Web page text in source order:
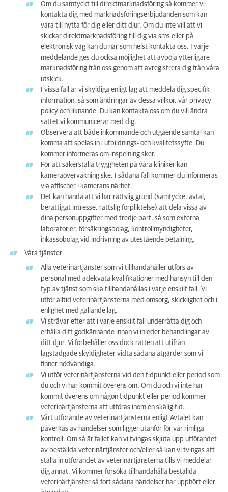
Om du samtyckt till direktmarknadsföring så kommer vi
kontakta dig med marknadsföringserbjudanden som kan
vara till nytta för dig eller ditt djur. Om du inte vill att vi
skickar direktmarknadsföring till dig via sms eller på
elektronisk väg kan du när som helst kontakta oss. I varje
meddelande ges du också möjlighet att avböja ytterligare
marknadsföring från oss genom att avregistrera dig från våra
utskick.
I vissa fall är vi skyldiga enligt lag att meddela dig specifik
information, så som ändringar av dessa villkor, vår privacy
policy och liknande. Du kan kontakta oss om du vill ändra
sättet vi kommunicerar med dig.
Observera att både inkommande och utgående samtal kan
komma att spelas in i utbildnings- och kvalitetssyfte. Du
kommer informeras om inspelning sker.
För att säkerställa tryggheten på våra kliniker kan
kameraövervakning ske. I sådana fall kommer du informeras
via affischer i kamerans närhet.
Det kan hända att vi har rättslig grund (samtycke, avtal,
berättigat intresse, rättslig förpliktelse) att dela vissa av
dina personuppgifter med tredje part, så som externa
laboratorier, försäkringsbolag, kontrollmyndigheter,
inkassobolag vid indrivning av utestående betalning.
Våra tjänster
Alla veterinärtjänster som vi tillhandahåller utförs av
personal med adekvata kvalifikationer med hänsyn till den
typ av tjänst som ska tillhandahållas i varje enskilt fall. Vi
utför alltid veterinärtjänsterna med omsorg, skicklighet och i
enlighet med gällande lag.
Vi strävar efter att i varje enskilt fall underrätta dig och
erhålla ditt godkännande innan vi inleder behandlingar av
ditt djur. Vi förbehåller oss dock rätten att utifrån
lagstadgade skyldigheter vidta sådana åtgärder som vi
finner nödvändiga.
Vi utför veterinärtjänsterna vid den tidpunkt eller period som
du och vi har kommit överens om. Om du och vi inte har
kommit överens om någon tidpunkt eller period kommer
veterinärtjänsterna att utföras inom en skälig tid.
Vårt utförande av veterinärtjänsterna enligt Avtalet kan
påverkas av händelser som ligger utanför för vår rimliga
kontroll. Om så är fallet kan vi tvingas skjuta upp utförandet
av beställda veterinärtjänster och/eller så kan vi tvingas att
ställa in utförandet av veterinärtjänsterna tills vi meddelar
dig annat. Vi kommer försöka tillhandahålla beställda
veterinärtjänster så fort sådana händelser har upphört eller